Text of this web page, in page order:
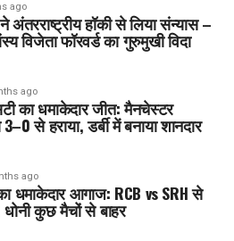
ago
अंतरराष्ट्रीय हॉकी से लिया संन्यास –
विजेता फॉरवर्ड का गुरुमुखी विदा
ago
का धमाकेदार जीत: मैनचेस्टर
से हराया, डर्बी में बनाया शानदार
ago
धमाकेदार आगाज: RCB vs SRH से
कुछ मैचों से बाहर